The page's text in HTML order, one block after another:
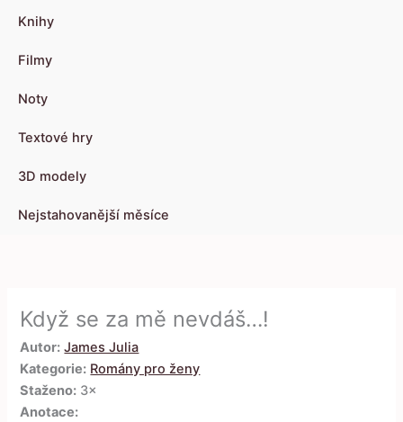
Knihy
Filmy
Noty
Textové hry
3D modely
Nejstahovanější měsíce
Když se za mě nevdáš…!
Autor: James Julia
Kategorie: Romány pro ženy
Staženo: 3×
Anotace: